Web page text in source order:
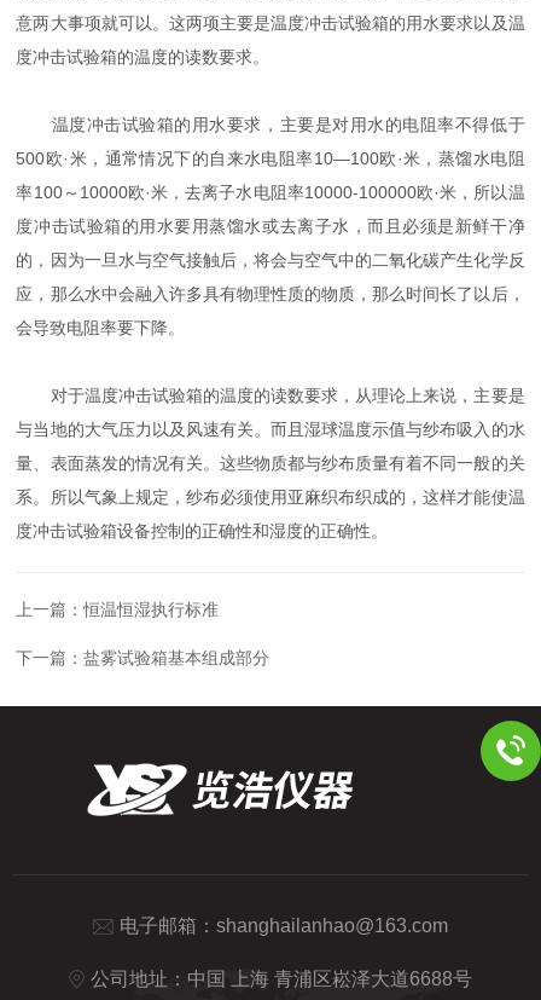
意两大事项就可以。这两项主要是温度冲击试验箱的用水要求以及温
度冲击试验箱的温度的读数要求。
温度冲击试验箱的用水要求，主要是对用水的电阻率不得低于
500欧·米，通常情况下的自来水电阻率10—100欧·米，蒸馏水电阻
率100～10000欧·米，去离子水电阻率10000-100000欧·米，所以温
度冲击试验箱的用水要用蒸馏水或去离子水，而且必须是新鲜干净
的，因为一旦水与空气接触后，将会与空气中的二氧化碳产生化学反
应，那么水中会融入许多具有物理性质的物质，那么时间长了以后，
会导致电阻率要下降。
对于温度冲击试验箱的温度的读数要求，从理论上来说，主要是
与当地的大气压力以及风速有关。而且湿球温度示值与纱布吸入的水
量、表面蒸发的情况有关。这些物质都与纱布质量有着不同一般的关
系。所以气象上规定，纱布必须使用亚麻织布织成的，这样才能使温
度冲击试验箱设备控制的正确性和湿度的正确性。
上一篇：恒温恒湿执行标准
下一篇：盐雾试验箱基本组成部分
电子邮箱： shanghailanhao@163.com
公司地址：中国 上海 青浦区崧泽大道6688号